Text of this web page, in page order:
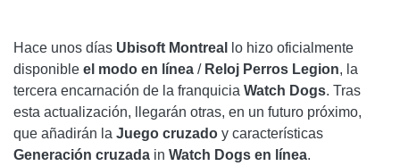
Hace unos días Ubisoft Montreal
lo hizo oficialmente
disponible el modo en línea / Reloj Perros Legion, la
tercera encarnación de la franquicia Watch Dogs. Tras
esta actualización, llegarán otras, en un futuro próximo,
que añadirán la Juego cruzado y características
Generación cruzada in Watch Dogs en línea.